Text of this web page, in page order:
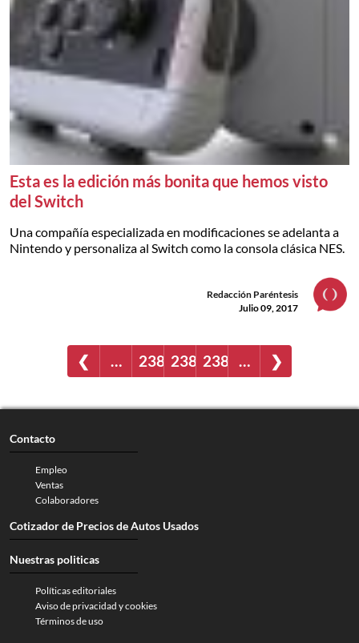
Esta es la edición más bonita que hemos visto
del Switch
Una compañía especializada en modificaciones se adelanta a
Nintendo y personaliza al Switch como la consola clásica NES.
Redacción Paréntesis
Julio 09, 2017
❮ … 238523862387 … ❯
Contacto
Empleo
Ventas
Colaboradores
Cotizador de Precios de Autos Usados
Nuestras politicas
Políticas editoriales
Aviso de privacidad y cookies
Términos de uso